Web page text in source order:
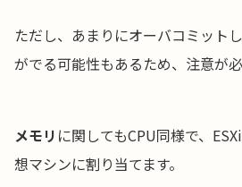
ただし、あまりにオーバコミット
がでる可能性もあるため、注意が必
メモリ に関してもCPU同様で、
想マシンに割り当てます。